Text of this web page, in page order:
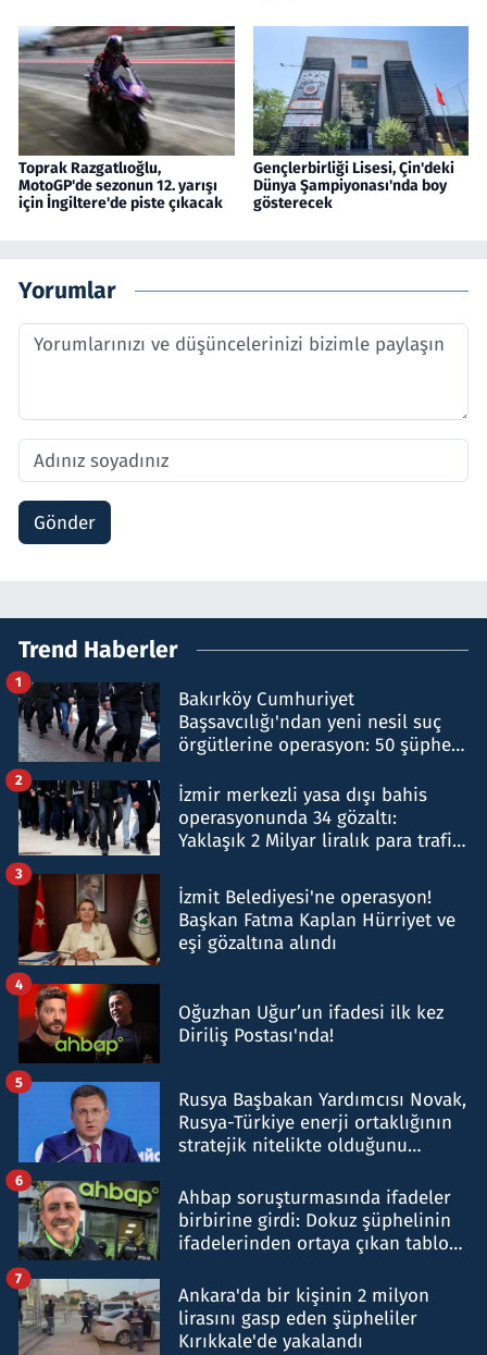
Toprak Razgatlıoğlu,
MotoGP'de sezonun 12. yarışı
için İngiltere'de piste çıkacak
Gençlerbirliği Lisesi, Çin'deki
Dünya Şampiyonası'nda boy
gösterecek
Yorumlar
Gönder
Trend Haberler
Bakırköy Cumhuriyet
Başsavcılığı'ndan yeni nesil suç
örgütlerine operasyon: 50 şüpheli
1
İzmir merkezli yasa dışı bahis
operasyonunda 34 gözaltı:
Yaklaşık 2 Milyar liralık para trafiği
2
İzmit Belediyesi'ne operasyon!
Başkan Fatma Kaplan Hürriyet ve
eşi gözaltına alındı
3
Oğuzhan Uğur’un ifadesi ilk kez
Diriliş Postası'nda!
4
Rusya Başbakan Yardımcısı Novak,
Rusya-Türkiye enerji ortaklığının
stratejik nitelikte olduğunu
5
Ahbap soruşturmasında ifadeler
birbirine girdi: Dokuz şüphelinin
ifadelerinden ortaya çıkan tablo
6
Ankara'da bir kişinin 2 milyon
lirasını gasp eden şüpheliler
Kırıkkale'de yakalandı
7